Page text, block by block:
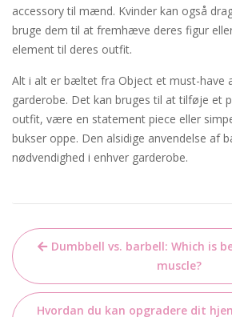
accessory til mænd. Kvinder kan også
bruge dem til at fremhæve deres figur
element til deres outfit.
Alt i alt er bæltet fra Object et must-have
garderobe. Det kan bruges til at tilføje et
outfit, være en statement piece eller
bukser oppe. Den alsidige anvendelse af
nødvendighed i enhver garderobe.
Indlægsnavigation
Dumbbell vs. barbell: Which is
muscle?
Hvordan du kan opgradere dit